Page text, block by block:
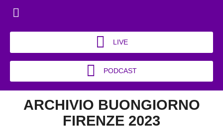
LIVE
PODCAST
ARCHIVIO BUONGIORNO
FIRENZE 2023